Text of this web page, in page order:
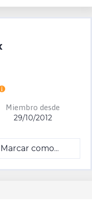
Miembro desde
29/10/2012
Marcar como...